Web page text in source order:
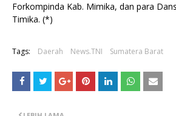
Forkompinda Kab. Mimika, dan para
Timika. (*)
Tags: Daerah News.TNI Sumatera Barat